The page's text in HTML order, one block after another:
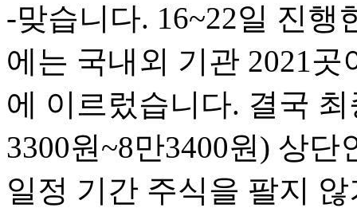
-맞습니다. 16~22일 진행
에는 국내외 기관 2021
에 이르렀습니다. 결국
3300원~8만3400원) 상
일정 기간 주식을 팔지